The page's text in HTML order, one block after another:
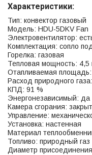
Характеристики:
Тип: конвектор газовый
Модель: HDU-5DKV Fan
Электровентилятор:
Комплектация: сопло
Горелка: газовая
Тепловая мощность: 4,5
Отапливаемая площадь:
Расход природного
КПД: 91 %
Энергонезависимый: да
Камера сгорания:
Управление:
Установка: настенная
Материал
Топливо: природный газ
Диаметр